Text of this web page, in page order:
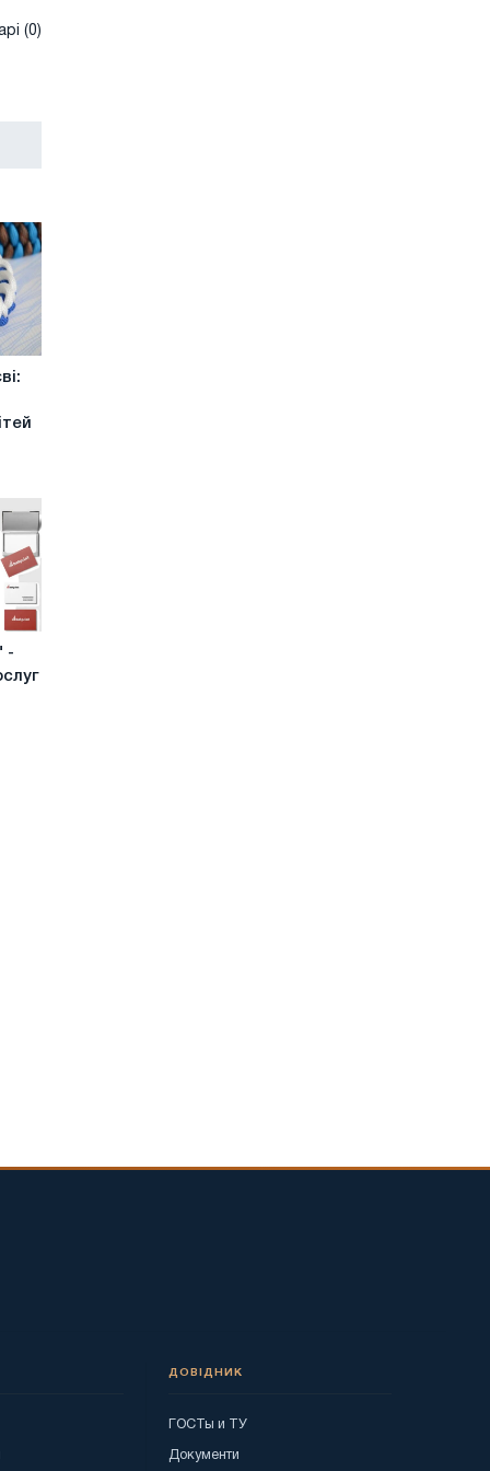
(0)
-
ДОВІДНИК
ГОСТы и ТУ
Документи